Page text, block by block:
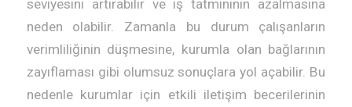
seviyesini artırabilir ve iş tatmininin azalmasına
neden olabilir. Zamanla bu durum çalışanların
verimliliğinin düşmesine, kurumla olan bağlarının
zayıflaması gibi olumsuz sonuçlara yol açabilir. Bu
nedenle kurumlar için etkili iletişim becerilerinin